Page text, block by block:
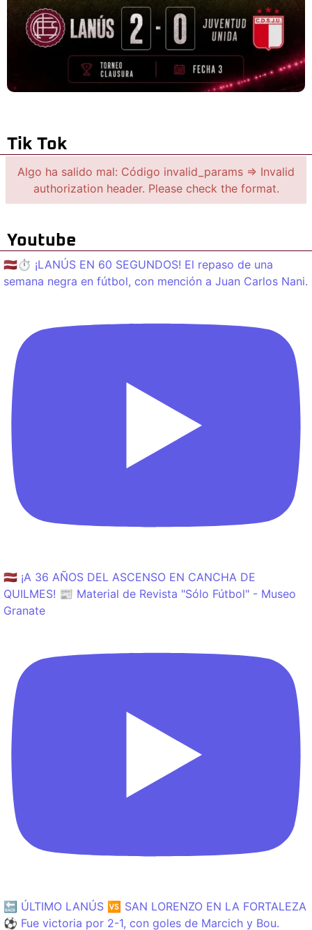
Tik Tok
Algo ha salido mal: Código invalid_params => Invalid
authorization header. Please check the format.
Youtube
🇱🇻⏱️ ¡LANÚS EN 60 SEGUNDOS! El repaso de una
semana negra en fútbol, con mención a Juan Carlos Nani.
🇱🇻 ¡A 36 AÑOS DEL ASCENSO EN CANCHA DE
QUILMES! 📰 Material de Revista "Sólo Fútbol" - Museo
Granate
🔙 ÚLTIMO LANÚS 🆚 SAN LORENZO EN LA FORTALEZA
⚽️ Fue victoria por 2-1, con goles de Marcich y Bou.